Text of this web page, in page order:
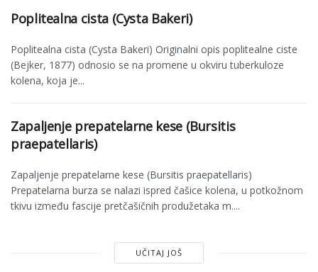
Poplitealna cista (Cysta Bakeri)
Poplitealna cista (Cysta Bakeri) Originalni opis poplitealne ciste
(Bejker, 1877) odnosio se na promene u okviru tuberkuloze
kolena, koja je...
Zapaljenje prepatelarne kese (Bursitis
praepatellaris)
Zapaljenje prepatelarne kese (Bursitis praepatellaris)
Prepatelarna burza se nalazi ispred čašice kolena, u potkožnom
tkivu između fascije pretčašičnih produžetaka m....
UČITAJ JOŠ